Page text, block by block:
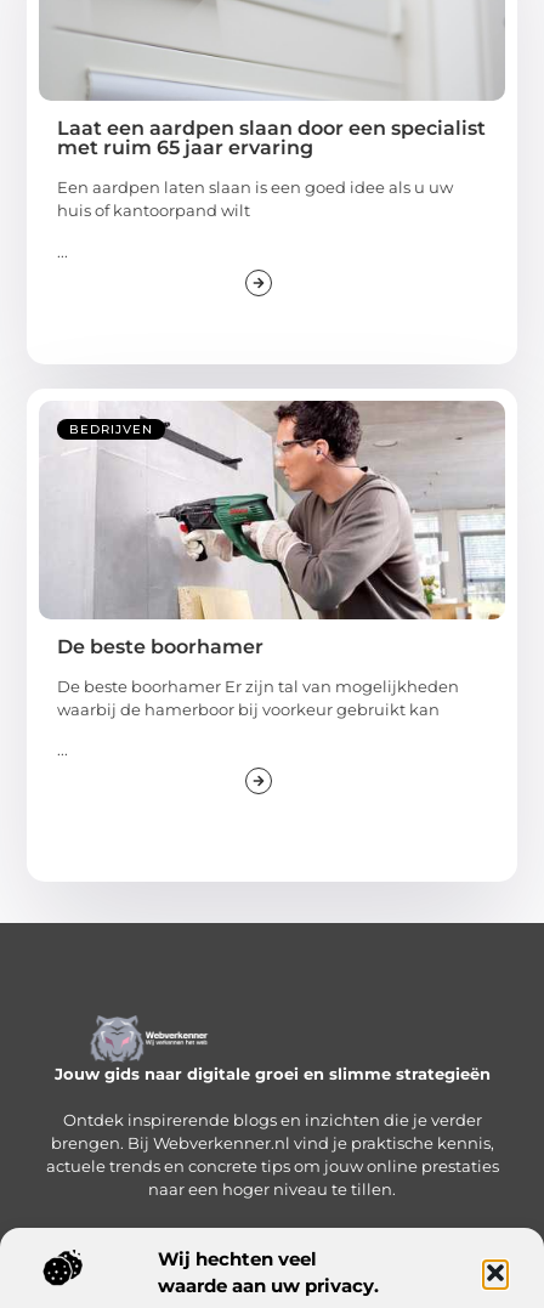
Wij hechten veel
waarde aan uw privacy.
Laat een aardpen slaan door een specialist
met ruim 65 jaar ervaring
Een aardpen laten slaan is een goed idee als u uw
huis of kantoorpand wilt
...
BEDRIJVEN
De beste boorhamer
De beste boorhamer Er zijn tal van mogelijkheden
waarbij de hamerboor bij voorkeur gebruikt kan
...
Jouw gids naar digitale groei en slimme strategieën
Ontdek inspirerende blogs en inzichten die je verder
brengen. Bij Webverkenner.nl vind je praktische kennis,
actuele trends en concrete tips om jouw online prestaties
naar een hoger niveau te tillen.
Onze informatie